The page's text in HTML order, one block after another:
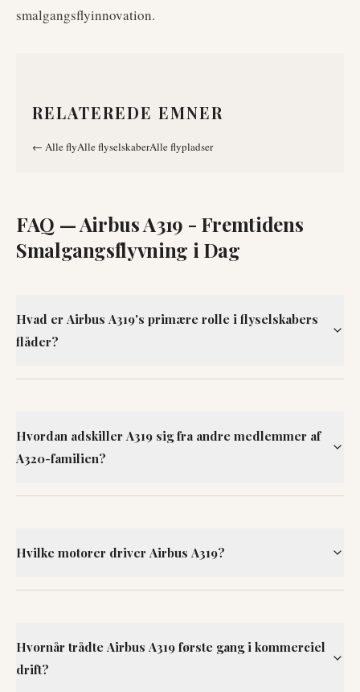
smalgangsflyinnovation.
RELATEREDE EMNER
← Alle flyAlle flyselskaberAlle flypladser
FAQ —Airbus A319 - Fremtidens
Smalgangsflyvning i Dag
Hvad er Airbus A319's primære rolle i flyselskabers
flåder?
Hvordan adskiller A319 sig fra andre medlemmer af
A320-familien?
Hvilke motorer driver Airbus A319?
Hvornår trådte Airbus A319 første gang i kommerciel
drift?